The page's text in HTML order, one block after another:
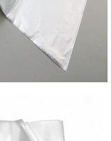
a
e
mix de
mais